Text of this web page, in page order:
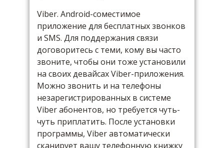
Viber. Android-соместимое
приложение для бесплатных звонков
и SMS. Для поддержания связи
договоритесь с теми, кому вы часто
звоните, чтобы они тоже установили
на своих девайсах Viber-приложения.
Можно звонить и на телефоны
незарегистрированных в системе
Viber абонентов, но требуется чуть-
чуть приплатить. После установки
программы, Viber автоматически
сканирует вашу телефонную книжку